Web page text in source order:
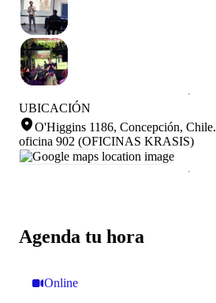
Agenda tu hora
Online
UBICACIÓN
O'Higgins 1186, Concepción, Chile.
oficina 902 (OFICINAS KRASIS)